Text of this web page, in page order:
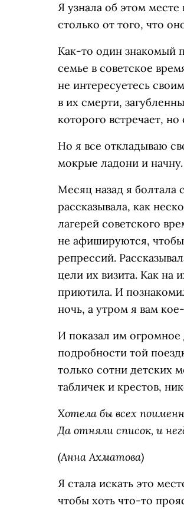
Я узнала об этом месте
столько от того, что
Как-то один знакомый
семье в советское
не интересуетесь
в их смерти,
которого встречает, но
Но я все откладываю
мокрые ладони и начну.
Месяц назад я болтала
рассказывала, как
лагерей советского
не афишируются, чтобы
репрессий.
цели их визита. Как на
приютила. И
ночь, а утром я вам
И показал им
подробности той
только сотни детских
табличек и крестов,
Хотела бы всех
Да отняли список, и
(Анна Ахматова)
Я стала искать это
чтобы хоть что-то